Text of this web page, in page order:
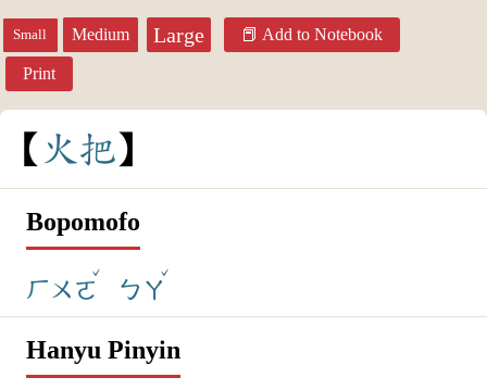
Small Medium Large Add to Notebook
Print
火 把
Bopomofo
ㄏㄨㄛ
ˇ
ㄅㄚ
ˇ
Hanyu Pinyin